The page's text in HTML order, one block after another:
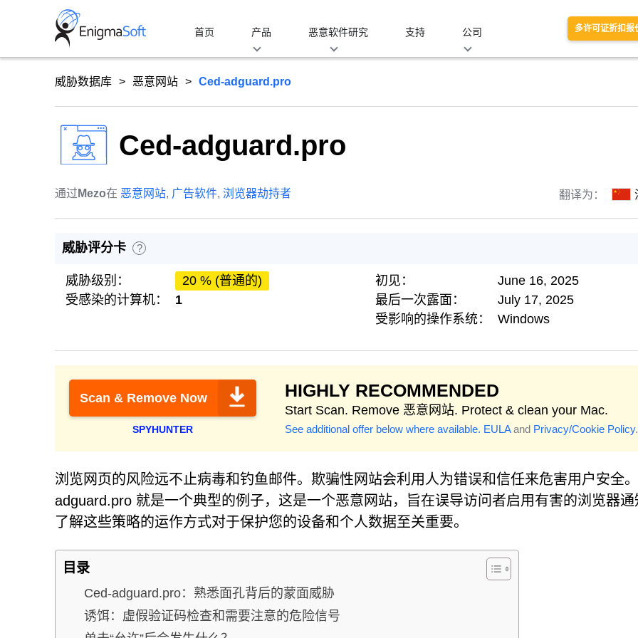
首页 产品 恶意软件研究 支持 公司 多许可证折扣报
威胁数据库 恶意网站 Ced-adguard.pro
Ced-adguard.pro
通过 Mezo在 恶意网站, 广告软件, 浏览器劫持者 翻译为：
威胁评分卡 ?
威胁级别：
20 % (普通的)
受感染的计算机：
1
初见：
June 16, 2025
最后一次露面：
July 17, 2025
受影响的操作系统：
Windows
Scan & Remove Now
SPYHUNTER
HIGHLY RECOMMENDED
Start Scan. Remove 恶意网站. Protect & clean your Mac.
See additional offer below where available. EULAand Privacy/Cookie Policy.
浏览网页的风险远不止病毒和钓鱼邮件。欺骗性网站会利用人为错误和信任来危害用户安全
adguard.pro 就是一个典型的例子，这是一个恶意网站，旨在误导访问者启用有害的浏览器通
了解这些策略的运作方式对于保护您的设备和个人数据至关重要。
目录
Ced-adguard.pro：熟悉面孔背后的蒙面威胁
诱饵：虚假验证码检查和需要注意的危险信号